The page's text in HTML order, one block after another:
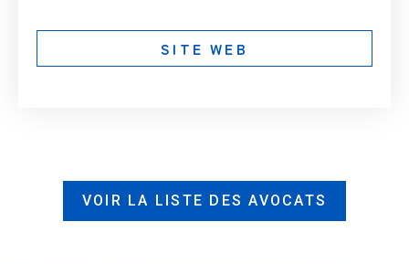
SITE WEB
VOIR LA LISTE DES AVOCATS